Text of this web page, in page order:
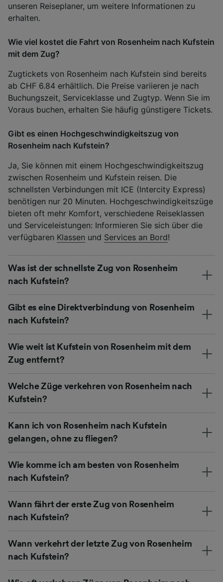
unseren Reiseplaner, um weitere Informationen zu
erhalten.
Wie viel kostet die Fahrt von Rosenheim nach Kufstein
mit dem Zug?
Zugtickets von Rosenheim nach Kufstein sind bereits
ab CHF 6.84 erhältlich. Die Preise variieren je nach
Buchungszeit, Serviceklasse und Zugtyp. Wenn Sie im
Voraus buchen, erhalten Sie häufig günstigere Tickets.
Gibt es einen Hochgeschwindigkeitszug von
Rosenheim nach Kufstein?
Ja, Sie können mit einem Hochgeschwindigkeitszug
zwischen Rosenheim und Kufstein reisen. Die
schnellsten Verbindungen mit ICE (Intercity Express)
benötigen nur 20 Minuten. Hochgeschwindigkeitszüge
bieten oft mehr Komfort, verschiedene Reiseklassen
und Serviceleistungen: Informieren Sie sich über die
verfügbaren Klassen und Services an Bord!
Was ist der schnellste Zug von Rosenheim
nach Kufstein?
Gibt es eine Direktverbindung von Rosenheim
nach Kufstein?
Wie weit ist Kufstein von Rosenheim mit dem
Zug entfernt?
Welche Züge verkehren von Rosenheim nach
Kufstein?
Kann ich von Rosenheim nach Kufstein
gelangen, ohne zu fliegen?
Wie komme ich am besten von Rosenheim
nach Kufstein?
Wann fährt der erste Zug von Rosenheim
nach Kufstein?
Wann verkehrt der letzte Zug von Rosenheim
nach Kufstein?